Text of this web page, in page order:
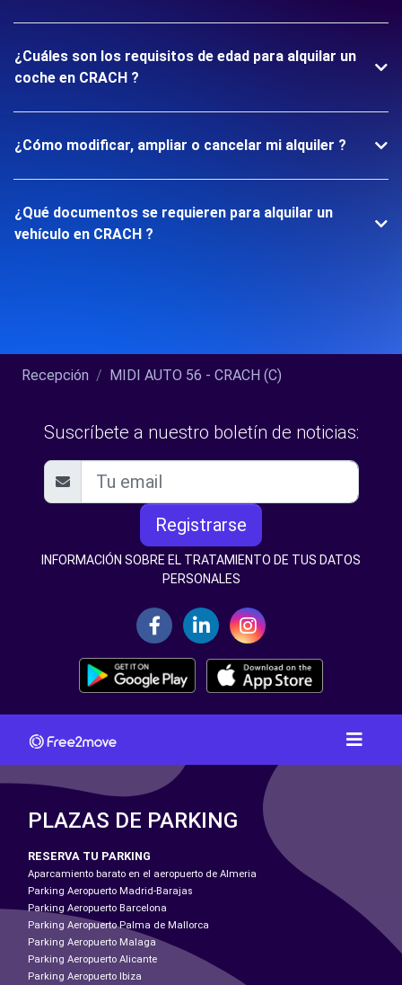
¿Cuáles son los requisitos de edad para alquilar un
coche en CRACH ?
¿Cómo modificar, ampliar o cancelar mi alquiler ?
¿Qué documentos se requieren para alquilar un
vehículo en CRACH ?
Recepción MIDI AUTO 56 - CRACH (C)
Suscríbete a nuestro boletín de noticias:
Registrarse
INFORMACIÓN SOBRE EL TRATAMIENTO DE TUS DATOS
PERSONALES
PLAZAS DE PARKING
RESERVA TU PARKING
Aparcamiento barato en el aeropuerto de Almeria
Parking Aeropuerto Madrid-Barajas
Parking Aeropuerto Barcelona
Parking Aeropuerto Palma de Mallorca
Parking Aeropuerto Malaga
Parking Aeropuerto Alicante
Parking Aeropuerto Ibiza